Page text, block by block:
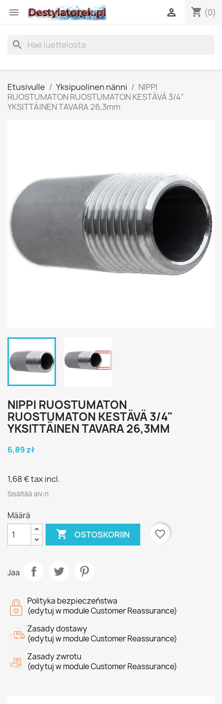
 shopping_cart (0)

search
Etusivulle Yksipuolinen nänni
NIPPI
RUOSTUMATON RUOSTUMATON KESTÄVÄ 3/4"
YKSITTÄINEN TAVARA 26,3mm
NIPPI RUOSTUMATON
RUOSTUMATON KESTÄVÄ 3/4"
YKSITTÄINEN TAVARA 26,3MM
6,89 zł
1,68 €tax incl.
Sisältää alv:n
Määrä
 OSTOSKORIIN favorite_border
Jaa
Polityka bezpieczeństwa
(edytuj w module Customer Reassurance)
Zasady dostawy
(edytuj w module Customer Reassurance)
Zasady zwrotu
(edytuj w module Customer Reassurance)